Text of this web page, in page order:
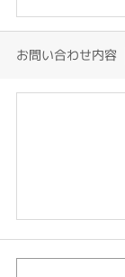
お問い合わせ内容